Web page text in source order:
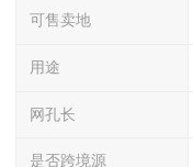
可售卖地
用途
网孔长
是否跨境源